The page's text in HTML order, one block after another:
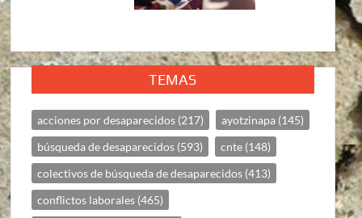
TEMAS
acciones por desaparecidos (217) ayotzinapa (145)
búsqueda de desaparecidos (593) cnte (148)
colectivos de búsqueda de desaparecidos (413)
conflictos laborales (465)